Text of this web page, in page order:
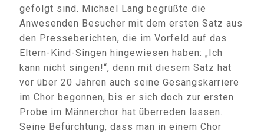
gefolgt sind. Michael Lang begrüßte die
Anwesenden Besucher mit dem ersten Satz aus
den Presseberichten, die im Vorfeld auf das
Eltern-Kind-Singen hingewiesen haben: „Ich
kann nicht singen!“, denn mit diesem Satz hat
vor über 20 Jahren auch seine Gesangskarriere
im Chor begonnen, bis er sich doch zur ersten
Probe im Männerchor hat überreden lassen.
Seine Befürchtung, dass man in einem Chor